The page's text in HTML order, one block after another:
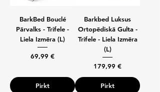
BarkBed Bouclé
Pārvalks - Trifele -
Liela Izmēra (L)
Cena
69,99 €
Pirkt
Barkbed Luksus
Ortopēdiskā Gulta -
Trifele - Liela Izmēra
(L)
Cena
179,99 €
Pirkt